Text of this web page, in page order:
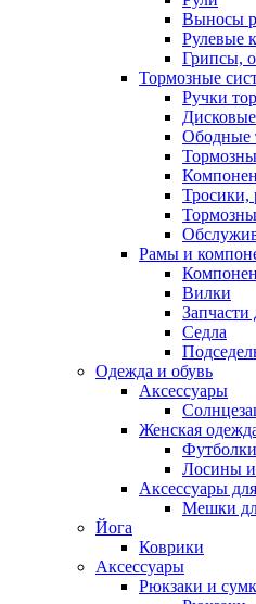
Выносы
Рулевые
Грипсы,
Тормозные
Ручки
Ободные
Тросики,
Рамы и
Вилки
Запчасти
Седла
Одежда и обувь
Аксессуары
Женская
Лосины
Аксессуары
Мешки
Йога
Коврики
Аксессуары
Рюкзаки и